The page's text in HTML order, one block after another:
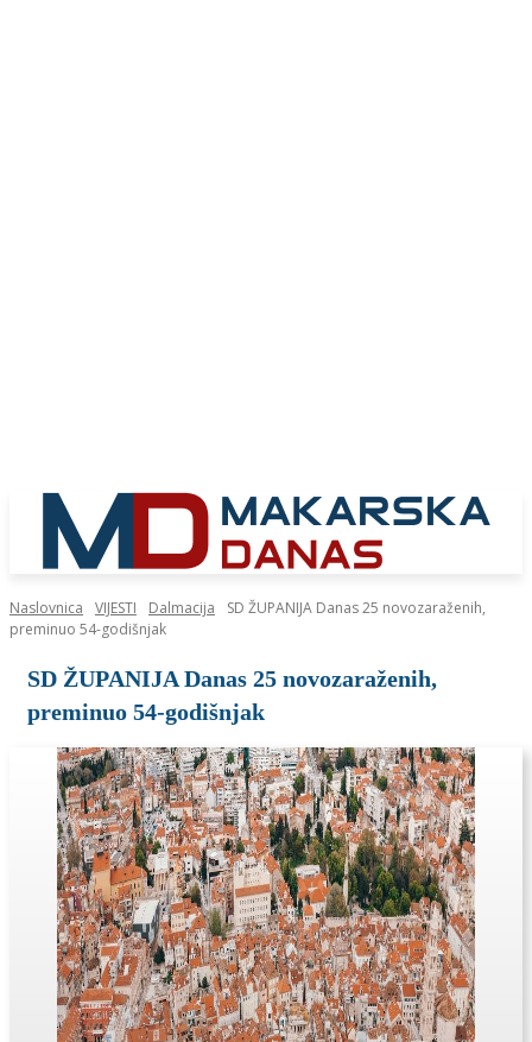
Naslovnica VIJESTI Dalmacija
SD ŽUPANIJA Danas 25 novozaraženih,
preminuo 54-godišnjak
SD ŽUPANIJA Danas 25 novozaraženih,
preminuo 54-godišnjak